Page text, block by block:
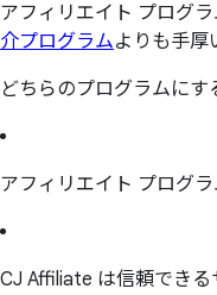
アフィリエイト プログ
介プログラムよりも手厚
どちらのプログラムにす
アフィリエイト プログラ
CJ Affiliate は信頼でき